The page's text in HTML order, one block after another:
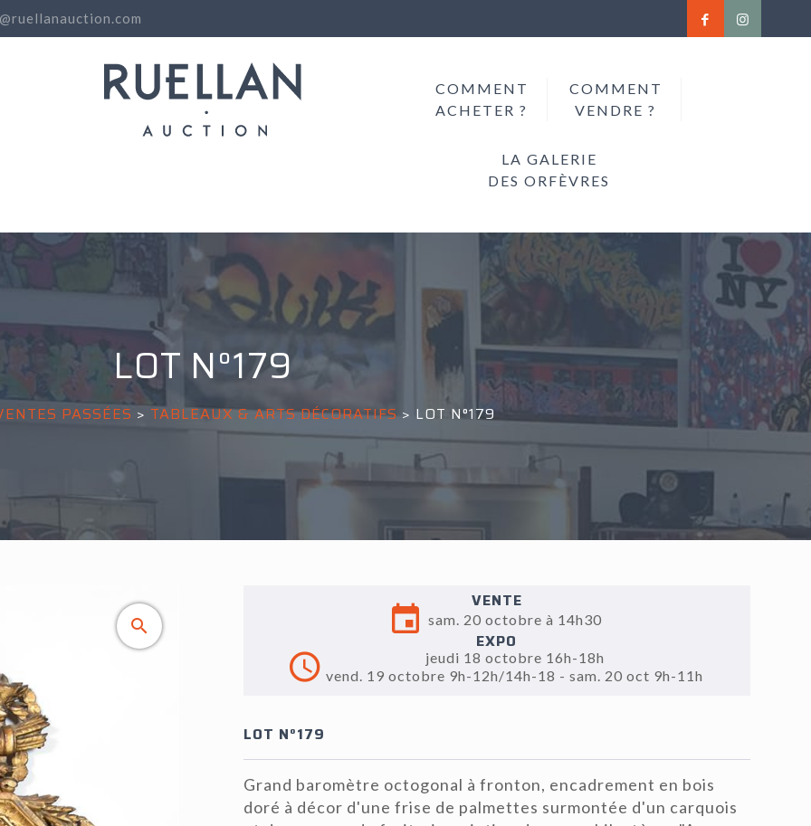
COMMENT
ACHETER ?
COMMENT
VENDRE ?
LA GALERIE
DES ORFÈVRES
LOT N°179
PASSÉES > TABLEAUX & ARTS DÉCORATIFS > LOT N°179
VENTE
sam. 20 octobre à 14h30
EXPO
jeudi 18 octobre 16h-18h
vend. 19 octobre 9h-12h/14h-18 - sam. 20 oct 9h-11h
LOT N°179
Grand baromètre octogonal à fronton, encadrement en bois
doré à décor d'une frise de palmettes surmontée d'un carquois